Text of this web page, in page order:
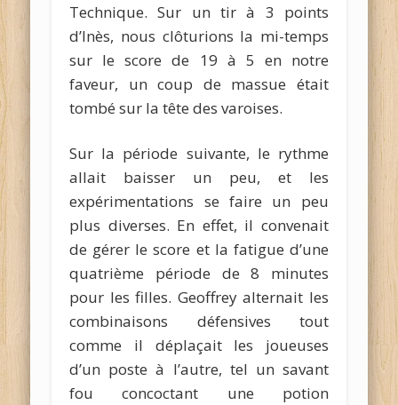
Technique. Sur un tir à 3 points
d’Inès, nous clôturions la mi-temps
sur le score de 19 à 5 en notre
faveur, un coup de massue était
tombé sur la tête des varoises.
Sur la période suivante, le rythme
allait baisser un peu, et les
expérimentations se faire un peu
plus diverses. En effet, il convenait
de gérer le score et la fatigue d’une
quatrième période de 8 minutes
pour les filles. Geoffrey alternait les
combinaisons défensives tout
comme il déplaçait les joueuses
d’un poste à l’autre, tel un savant
fou concoctant une potion